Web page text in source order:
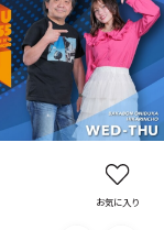
お気に入り